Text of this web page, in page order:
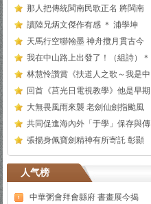
那人把傳統閩南民歌正名 將閩南
讀陸兄炳文傑作有感 ＊ 浦學坤
天馬行空聯翰墨 神舟攬月貫古今
我在中山路上出發了！（組詩）＊
林慧怜讚賞《扶道人之歌～我是中
回首《莒光日電視教學》他是早期
大無畏風雨來襲 老劍仙劍指颱風
共同促進海內外「于學」保存與傳
張揚身佩寶劍精神有所寄託 彰顯
人气榜
中華粥會拜會縣府 書畫展今揭